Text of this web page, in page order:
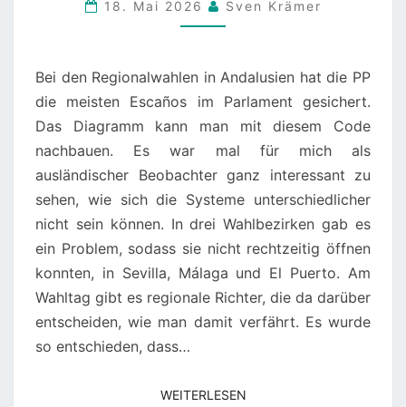
18. Mai 2026 Sven Krämer
Bei den Regionalwahlen in Andalusien hat die PP
die meisten Escaños im Parlament gesichert.
Das Diagramm kann man mit diesem Code
nachbauen. Es war mal für mich als
ausländischer Beobachter ganz interessant zu
sehen, wie sich die Systeme unterschiedlicher
nicht sein können. In drei Wahlbezirken gab es
ein Problem, sodass sie nicht rechtzeitig öffnen
konnten, in Sevilla, Málaga und El Puerto. Am
Wahltag gibt es regionale Richter, die da darüber
entscheiden, wie man damit verfährt. Es wurde
so entschieden, dass…
WEITERLESENWEITERLESEN